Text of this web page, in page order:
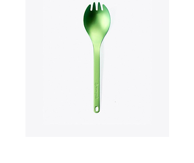
หรือการแก้ไขปัญหาที่อาจเกิดขึ้นใน
ก่อนตัดสินใจซื้อสินค้า เราอยาก
ค้าที่คุณกำลังเลือกซื้อนั้น มีการรับ
ประกันสินค้าจากตัวแทนจำหน่าย
อย่างเป็นทางการหรือไม่ เพื่อให้คุณ